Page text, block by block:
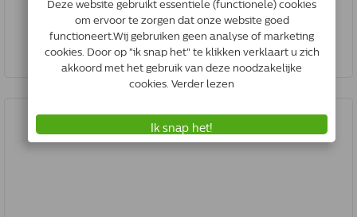
€27.00*
Bestel